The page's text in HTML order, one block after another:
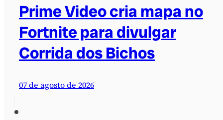
Prime Video cria mapa no
Fortnite para divulgar
Corrida dos Bichos
07 de agosto de 2026